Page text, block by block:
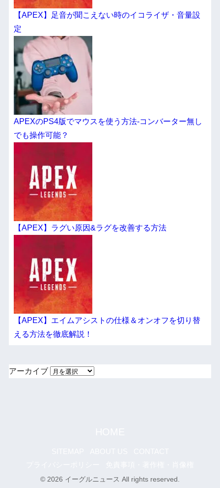
【APEX】足音が聞こえない時のイコライザ・音量設
定
APEXのPS4版でマウスを使う方法-コンバーター無し
でも操作可能？
【APEX】ラグい原因&ラグを改善する方法
【APEX】エイムアシストの仕様＆オンオフを切り替
える方法を徹底解説！
アーカイブ
© 2026 イーグルニュース All rights reserved.